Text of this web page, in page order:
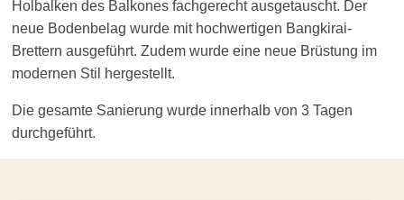
Holbalken des Balkones fachgerecht ausgetauscht. Der
neue Bodenbelag wurde mit hochwertigen Bangkirai-
Brettern ausgeführt. Zudem wurde eine neue Brüstung im
modernen Stil hergestellt.
Die gesamte Sanierung wurde innerhalb von 3 Tagen
durchgeführt.